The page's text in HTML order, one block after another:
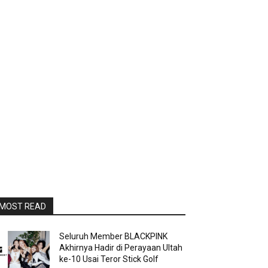
READ
Seluruh Member BLACKPINK
Akhirnya Hadir di Perayaan Ultah
ke-10 Usai Teror Stick Golf